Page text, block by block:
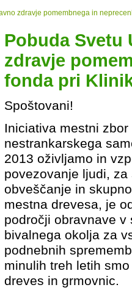
zdravje pomembnega in
Pobuda Svetu
zdravje
fonda pri
Spoštovani!
Iniciativa mestni
nestrankarskega
2013 oživljamo in
povezovanje ljudi,
obveščanje in
mestna drevesa, je
področji obravnave
bivalnega okolja za
podnebnih
minulih treh letih
dreves in grmovnic.